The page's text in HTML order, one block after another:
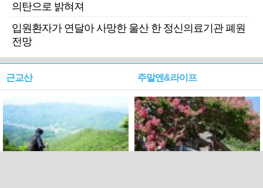
의탄으로 밝혀져
입원환자가 연달아 사망한 울산 한 정신의료기관 폐원
전망
근교산 주말엔&라이프